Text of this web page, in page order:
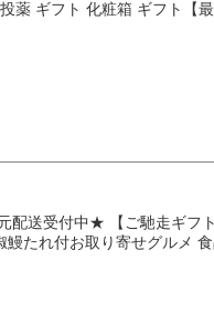
薬 ギフト 化粧箱 ギフト【
配送受付中★ 【ご馳走ギフ
たれ付お取り寄せグルメ